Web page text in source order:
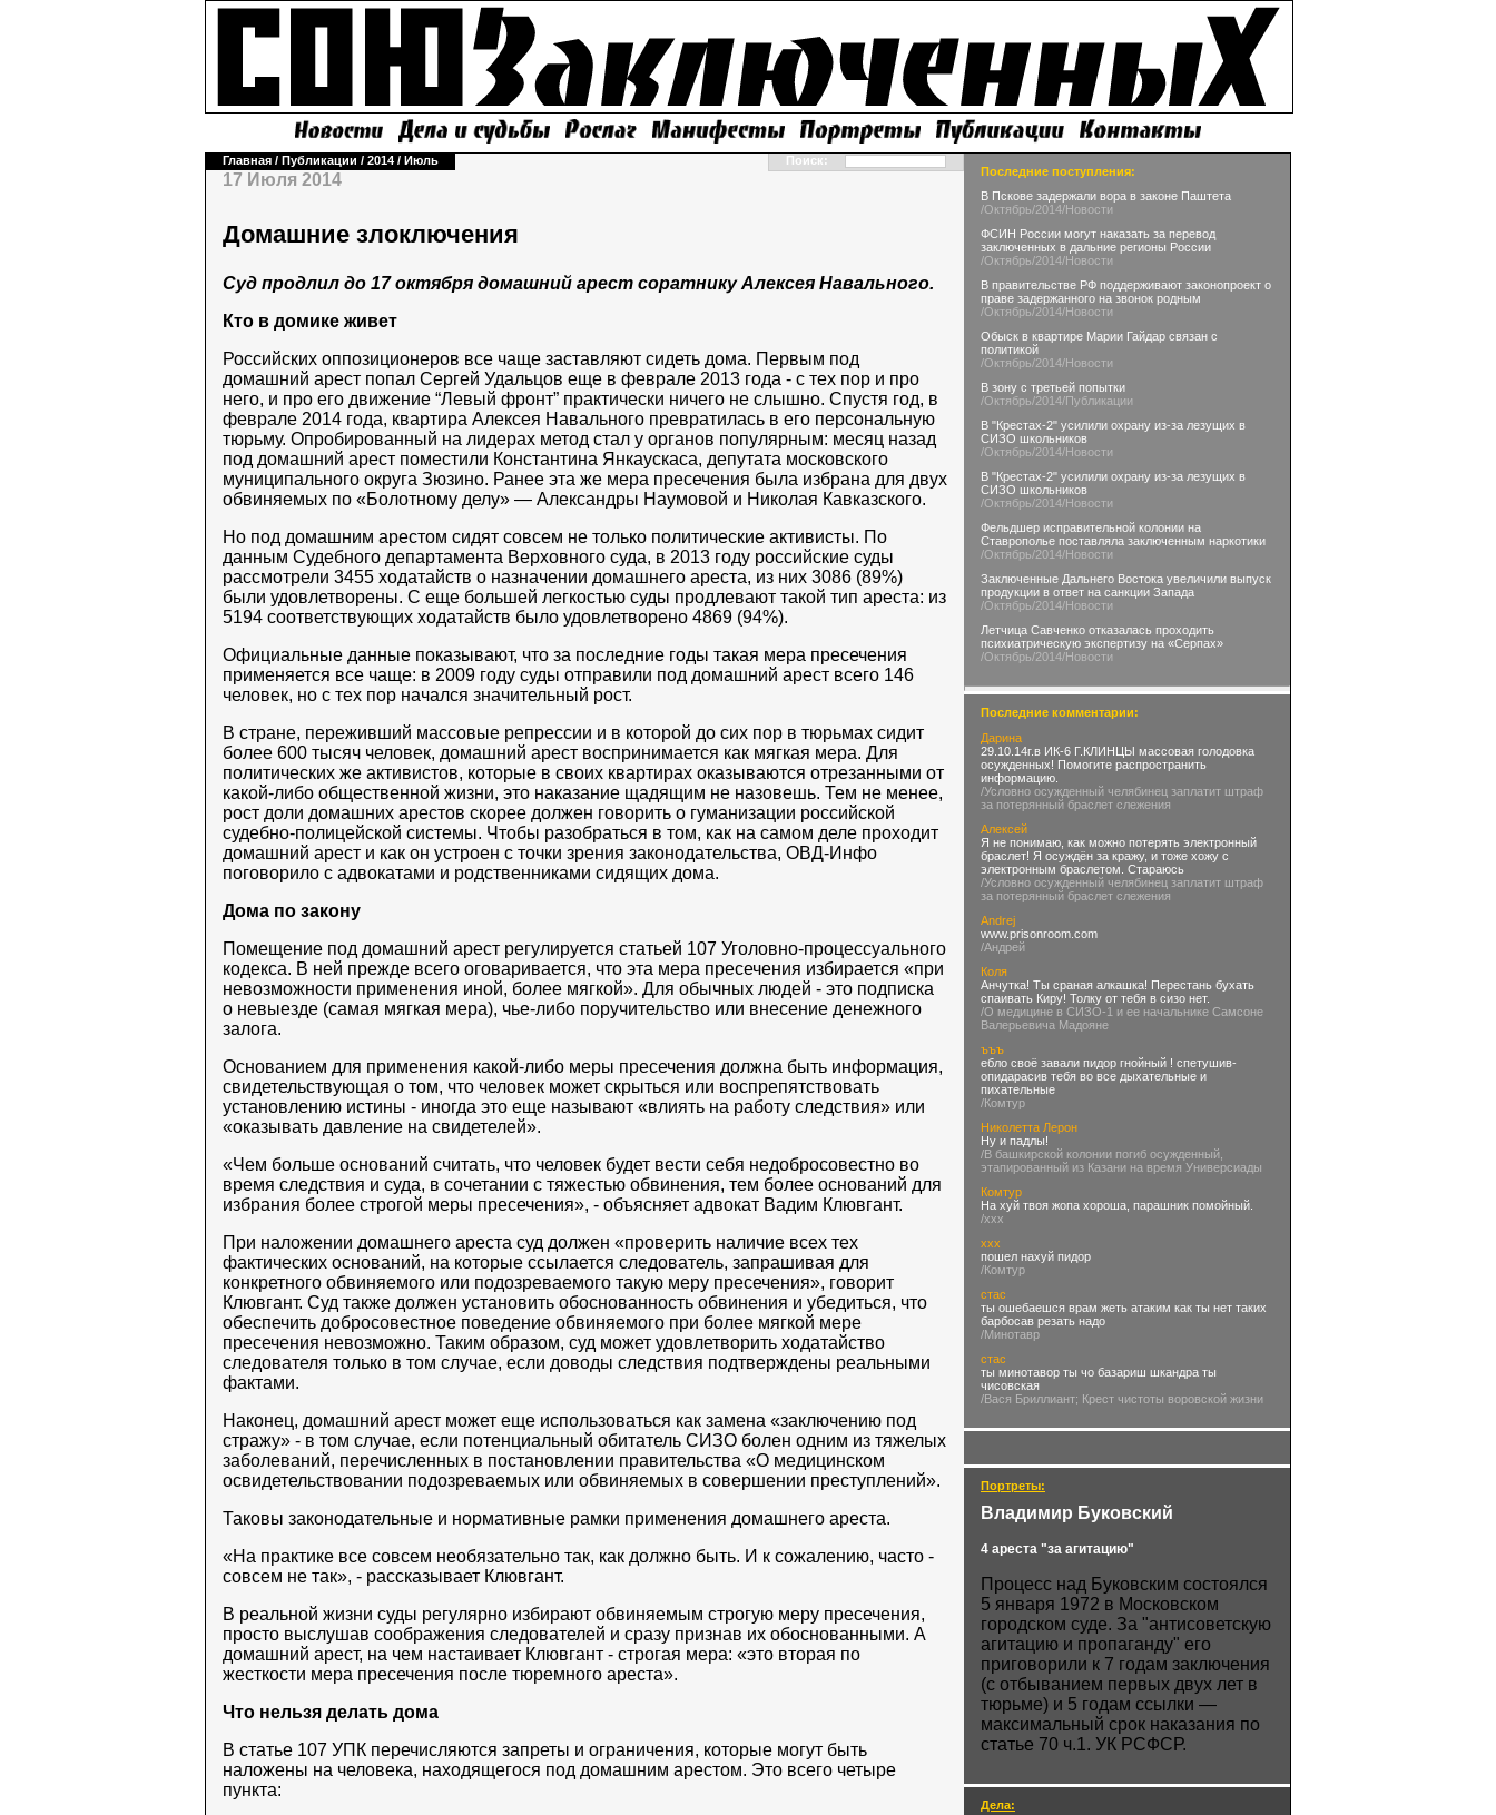
Главная / Публикации / 2014 / Июль Поиск:
17 Июля 2014
Домашние злоключения
Суд продлил до 17 октября домашний арест соратнику Алексея Навального.
Кто в домике живет
Российских оппозиционеров все чаще заставляют сидеть дома. Первым под
домашний арест попал Сергей Удальцов еще в феврале 2013 года - с тех пор и про
него, и про его движение “Левый фронт” практически ничего не слышно. Спустя год, в
феврале 2014 года, квартира Алексея Навального превратилась в его персональную
тюрьму. Опробированный на лидерах метод стал у органов популярным: месяц назад
под домашний арест поместили Константина Янкаускаса, депутата московского
муниципального округа Зюзино. Ранее эта же мера пресечения была избрана для двух
обвиняемых по «Болотному делу» — Александры Наумовой и Николая Кавказского.
Но под домашним арестом сидят совсем не только политические активисты. По
данным Судебного департамента Верховного суда, в 2013 году российские суды
рассмотрели 3455 ходатайств о назначении домашнего ареста, из них 3086 (89%)
были удовлетворены. С еще большей легкостью суды продлевают такой тип ареста: из
5194 соответствующих ходатайств было удовлетворено 4869 (94%).
Официальные данные показывают, что за последние годы такая мера пресечения
применяется все чаще: в 2009 году суды отправили под домашний арест всего 146
человек, но с тех пор начался значительный рост.
В стране, переживший массовые репрессии и в которой до сих пор в тюрьмах сидит
более 600 тысяч человек, домашний арест воспринимается как мягкая мера. Для
политических же активистов, которые в своих квартирах оказываются отрезанными от
какой-либо общественной жизни, это наказание щадящим не назовешь. Тем не менее,
рост доли домашних арестов скорее должен говорить о гуманизации российской
судебно-полицейской системы. Чтобы разобраться в том, как на самом деле проходит
домашний арест и как он устроен с точки зрения законодательства, ОВД-Инфо
поговорило с адвокатами и родственниками сидящих дома.
Дома по закону
Помещение под домашний арест регулируется статьей 107 Уголовно-процессуального
кодекса. В ней прежде всего оговаривается, что эта мера пресечения избирается «при
невозможности применения иной, более мягкой». Для обычных людей - это подписка
о невыезде (самая мягкая мера), чье-либо поручительство или внесение денежного
залога.
Основанием для применения какой-либо меры пресечения должна быть информация,
свидетельствующая о том, что человек может скрыться или воспрепятствовать
установлению истины - иногда это еще называют «влиять на работу следствия» или
«оказывать давление на свидетелей».
«Чем больше оснований считать, что человек будет вести себя недобросовестно во
время следствия и суда, в сочетании с тяжестью обвинения, тем более оснований для
избрания более строгой меры пресечения», - объясняет адвокат Вадим Клювгант.
При наложении домашнего ареста суд должен «проверить наличие всех тех
фактических оснований, на которые ссылается следователь, запрашивая для
конкретного обвиняемого или подозреваемого такую меру пресечения», говорит
Клювгант. Суд также должен установить обоснованность обвинения и убедиться, что
обеспечить добросовестное поведение обвиняемого при более мягкой мере
пресечения невозможно. Таким образом, суд может удовлетворить ходатайство
следователя только в том случае, если доводы следствия подтверждены реальными
фактами.
Наконец, домашний арест может еще использоваться как замена «заключению под
стражу» - в том случае, если потенциальный обитатель СИЗО болен одним из тяжелых
заболеваний, перечисленных в постановлении правительства «О медицинском
освидетельствовании подозреваемых или обвиняемых в совершении преступлений».
Таковы законодательные и нормативные рамки применения домашнего ареста.
«На практике все совсем необязательно так, как должно быть. И к сожалению, часто -
совсем не так», - рассказывает Клювгант.
В реальной жизни суды регулярно избирают обвиняемым строгую меру пресечения,
просто выслушав соображения следователей и сразу признав их обоснованными. А
домашний арест, на чем настаивает Клювгант - строгая мера: «это вторая по
жесткости мера пресечения после тюремного ареста».
Что нельзя делать дома
В статье 107 УПК перечисляются запреты и ограничения, которые могут быть
наложены на человека, находящегося под домашним арестом. Это всего четыре
пункта:
Последние поступления:
В Пскове задержали вора в законе Паштета
/Октябрь/2014/Новости
ФСИН России могут наказать за перевод
заключенных в дальние регионы России
/Октябрь/2014/Новости
В правительстве РФ поддерживают законопроект о
праве задержанного на звонок родным
/Октябрь/2014/Новости
Обыск в квартире Марии Гайдар связан с
политикой
/Октябрь/2014/Новости
В зону с третьей попытки
/Октябрь/2014/Публикации
В "Крестах-2" усилили охрану из-за лезущих в
СИЗО школьников
/Октябрь/2014/Новости
В "Крестах-2" усилили охрану из-за лезущих в
СИЗО школьников
/Октябрь/2014/Новости
Фельдшер исправительной колонии на
Ставрополье поставляла заключенным наркотики
/Октябрь/2014/Новости
Заключенные Дальнего Востока увеличили выпуск
продукции в ответ на санкции Запада
/Октябрь/2014/Новости
Летчица Савченко отказалась проходить
психиатрическую экспертизу на «Серпах»
/Октябрь/2014/Новости
Последние комментарии:
Дарина
29.10.14г.в ИК-6 Г.КЛИНЦЫ массовая голодовка
осужденных! Помогите распространить
информацию.
/Условно осужденный челябинец заплатит штраф
за потерянный браслет слежения
Алексей
Я не понимаю, как можно потерять электронный
браслет! Я осуждён за кражу, и тоже хожу с
электронным браслетом. Стараюсь
/Условно осужденный челябинец заплатит штраф
за потерянный браслет слежения
Andrej
www.prisonroom.com
/Андрей
Коля
Анчутка! Ты сраная алкашка! Перестань бухать
спаивать Киру! Толку от тебя в сизо нет.
/О медицине в СИЗО-1 и ее начальнике Самсоне
Валерьевича Мадояне
ъъъ
ебло своё завали пидор гнойный ! спетушив-
опидарасив тебя во все дыхательные и
пихательные
/Комтур
Николетта Лерон
Ну и падлы!
/В башкирской колонии погиб осужденный,
этапированный из Казани на время Универсиады
Комтур
На хуй твоя жопа хороша, парашник помойный.
/ххх
ххх
пошел нахуй пидор
/Комтур
стас
ты ошебаешся врам жеть атаким как ты нет таких
барбосав резать надо
/Минотавр
стас
ты минотавор ты чо базариш шкандра ты
чисовская
/Вася Бриллиант; Крест чистоты воровской жизни
Портреты:
Владимир Буковский
4 ареста "за агитацию"
Процесс над Буковским состоялся
5 января 1972 в Московском
городском суде. За "антисоветскую
агитацию и пропаганду" его
приговорили к 7 годам заключения
(с отбыванием первых двух лет в
тюрьме) и 5 годам ссылки —
максимальный срок наказания по
статье 70 ч.1. УК РСФСР.
Дела: